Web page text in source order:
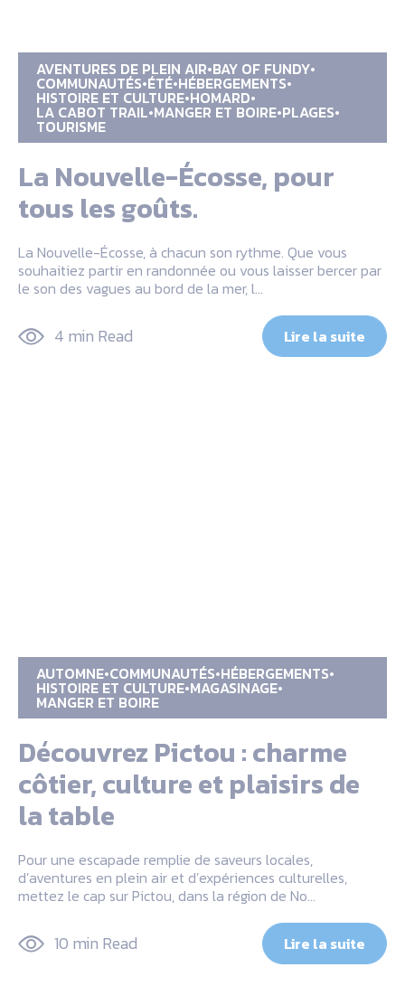
AVENTURES DE PLEIN AIR BAY OF FUNDY
COMMUNAUTÉS ÉTÉ HÉBERGEMENTS
HISTOIRE ET CULTURE HOMARD
LA CABOT TRAIL MANGER ET BOIRE PLAGES
TOURISME
La Nouvelle-Écosse, pour
tous les goûts.
La Nouvelle-Écosse, à chacun son rythme. Que vous
souhaitiez partir en randonnée ou vous laisser bercer par
le son des vagues au bord de la mer, l…
4 min Read Lire la suite
AUTOMNE COMMUNAUTÉS HÉBERGEMENTS
HISTOIRE ET CULTURE MAGASINAGE
MANGER ET BOIRE
Découvrez Pictou : charme
côtier, culture et plaisirs de
la table
Pour une escapade remplie de saveurs locales,
d’aventures en plein air et d’expériences culturelles,
mettez le cap sur Pictou, dans la région de No…
10 min Read Lire la suite